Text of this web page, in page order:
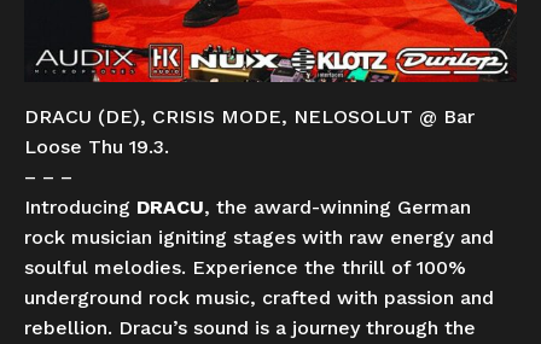
DRACU (DE), CRISIS MODE, NELOSOLUT @ Bar
Loose Thu 19.3.
– – –
Introducing DRACU, the award-winning German
rock musician igniting stages with raw energy and
soulful melodies. Experience the thrill of 100%
underground rock music, crafted with passion and
rebellion. Dracu’s sound is a journey through the